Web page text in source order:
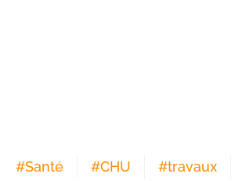
#Santé #CHU #travaux